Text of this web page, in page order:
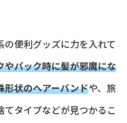
の便利グッズに力を入れて
やパック時に髪が邪魔にな
形状のヘアーバンドや、旅
てタイプなどが見つかるこ